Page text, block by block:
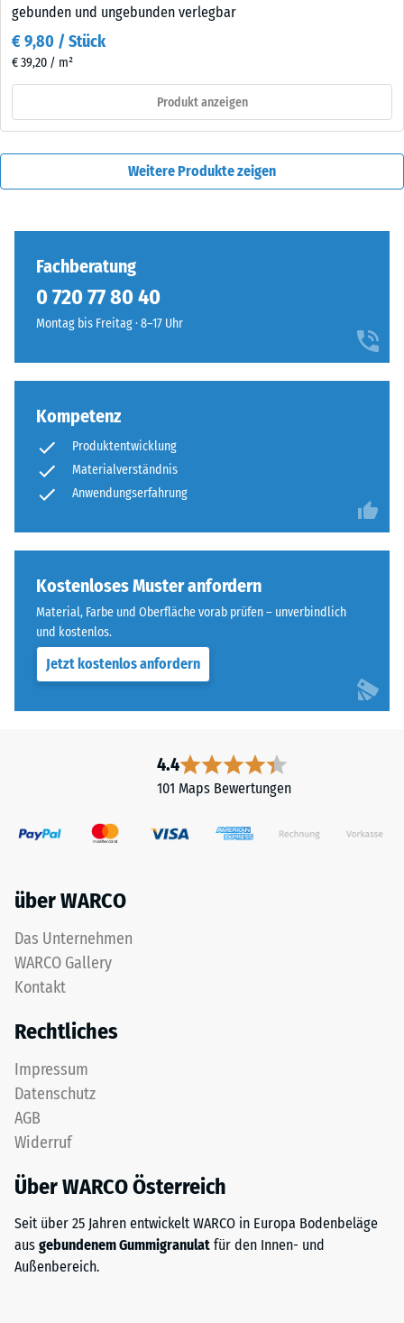
gebunden und ungebunden verlegbar
€ 9,80 / Stück
€ 39,20 / m²
Produkt anzeigen
Weitere Produkte zeigen
Fachberatung
0 720 77 80 40
Montag bis Freitag · 8–17 Uhr
Kompetenz
Produktentwicklung
Materialverständnis
Anwendungserfahrung
Kostenloses Muster anfordern
Material, Farbe und Oberfläche vorab prüfen – unverbindlich
und kostenlos.
Jetzt kostenlos anfordern
4.4
101 Maps Bewertungen
über WARCO
Das Unternehmen
WARCO Gallery
Kontakt
Rechtliches
Impressum
Datenschutz
AGB
Widerruf
Über WARCO Österreich
Seit über 25 Jahren entwickelt WARCO in Europa Bodenbeläge
aus gebundenem Gummigranulat für den Innen- und
Außenbereich.